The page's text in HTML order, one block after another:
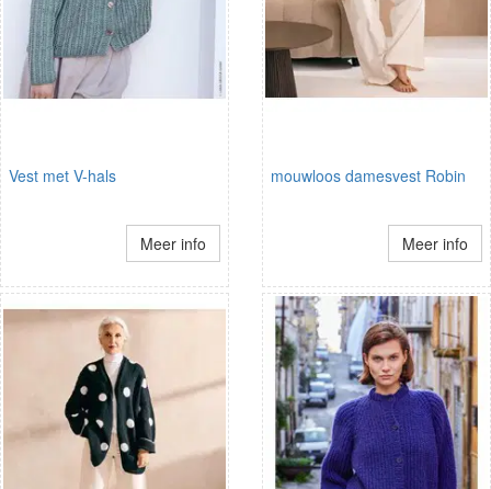
Vest met V-hals
Meer info
mouwloos damesvest Robin
Meer info